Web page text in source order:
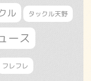
ル タックル天野
ース
フレフレ